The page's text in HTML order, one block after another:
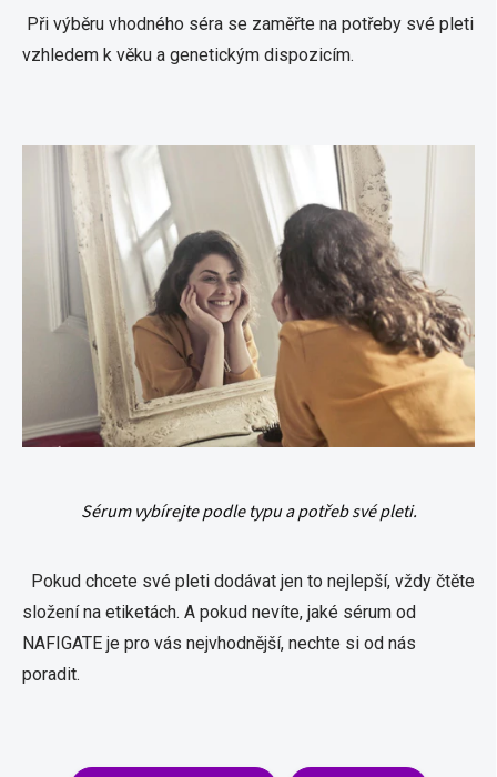
Při výběru vhodného séra se zaměřte na potřeby své pleti
vzhledem k věku a genetickým dispozicím.
Sérum vybírejte podle typu a potřeb své pleti.
Pokud chcete své pleti dodávat jen to nejlepší, vždy čtěte
složení na etiketách. A pokud nevíte, jaké sérum od
NAFIGATE je pro vás nejvhodnější, nechte si od nás
poradit.